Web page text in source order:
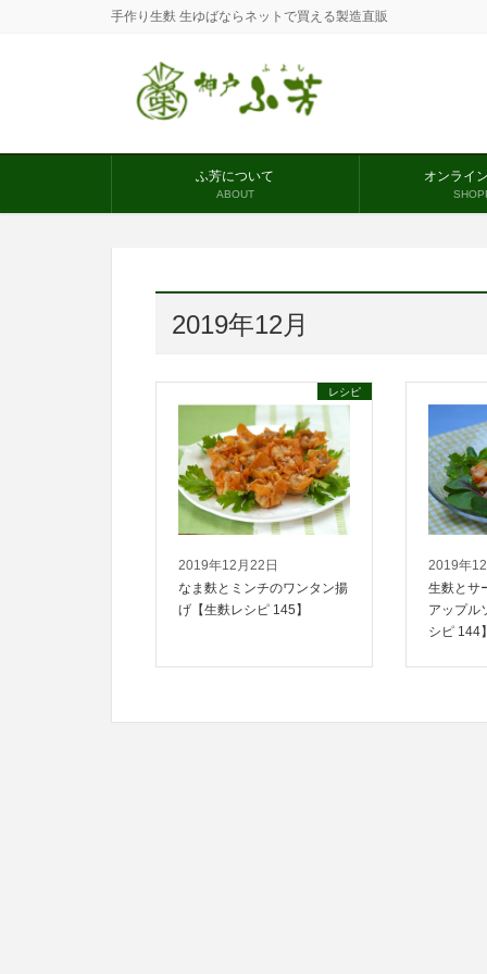
手作り生麩 生ゆばならネットで買える製造直販
ふ芳について
ABOUT
オンライ
2019年12月
2019年12月22日
レシピ
なま麩とミンチのワンタン揚
げ【生麩レシピ 145】
2019年
生麩とサ
アップル
シピ 144